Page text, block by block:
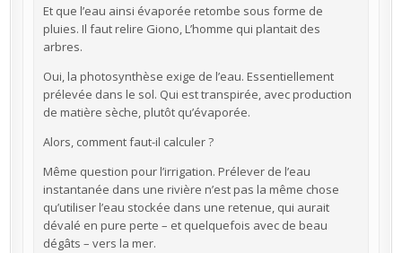
Et que l’eau ainsi évaporée retombe sous forme de
pluies. Il faut relire Giono, L’homme qui plantait des
arbres.
Oui, la photosynthèse exige de l’eau. Essentiellement
prélevée dans le sol. Qui est transpirée, avec production
de matière sèche, plutôt qu’évaporée.
Alors, comment faut-il calculer ?
Même question pour l’irrigation. Prélever de l’eau
instantanée dans une rivière n’est pas la même chose
qu’utiliser l’eau stockée dans une retenue, qui aurait
dévalé en pure perte – et quelquefois avec de beau
dégâts – vers la mer.